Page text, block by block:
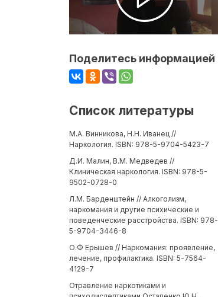
Поделитесь информацией
Список литературы
М.А. Винникова, Н.Н. Иванец //
Наркология. ISBN: 978-5-9704-5423-7
Д.И. Малин, В.М. Медведев //
Клиническая наркология. ISBN: 978-5-
9502-0728-0
Л.М. Барденштейн // Алкоголизм,
наркомания и другие психические и
поведенческие расстройства. ISBN: 978-
5-9704-3446-8
О.Ф Ерышев // Наркомания: проявление,
лечение, профилактика. ISBN: 5-7564-
4129-7
Отравление наркотиками и